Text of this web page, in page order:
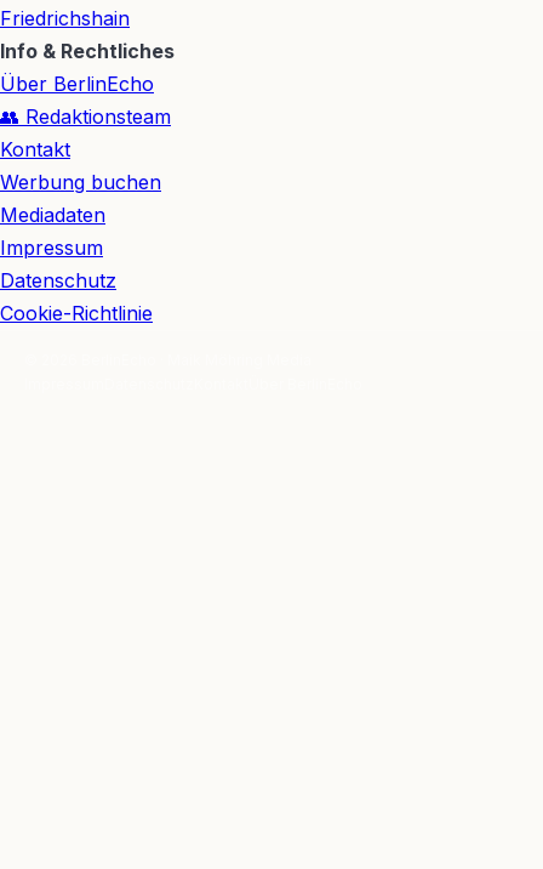
Friedrichshain
Info & Rechtliches
Über BerlinEcho
👥 Redaktionsteam
Kontakt
Werbung buchen
Mediadaten
Impressum
Datenschutz
Cookie-Richtlinie